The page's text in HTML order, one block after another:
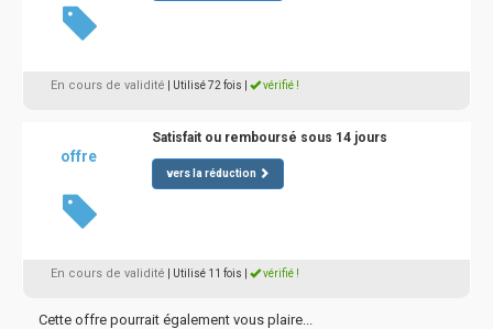
En cours de validité | Utilisé 72 fois vérifié !
offre
Satisfait ou remboursé sous 14 jours
vers la réduction
En cours de validité | Utilisé 11 fois vérifié !
Cette offre pourrait également vous plaire...